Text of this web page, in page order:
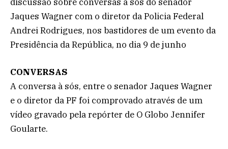
Jaques Wagner com o diretor da Policia Federal
Andrei Rodrigues, nos bastidores de um evento da
Presidência da República, no dia 9 de junho
CONVERSAS
A conversa à sós, entre o senador Jaques Wagner
e o diretor da PF foi comprovado através de um
vídeo gravado pela repórter de O Globo Jennifer
Goularte.